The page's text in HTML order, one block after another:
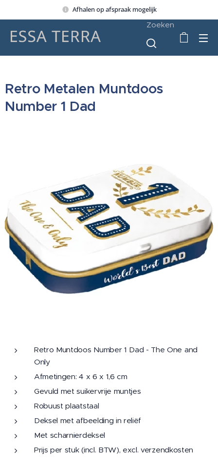
Afhalen op afspraak mogelijk
Zoeken
Retro Metalen Muntdoos
Number 1 Dad
Retro Muntdoos Number 1 Dad - The One and
Only
Afmetingen: 4 x 6 x 1,6 cm
Gevuld met suikervrije muntjes
Robuust plaatstaal
Deksel met afbeelding in reliëf
Met scharnierdeksel
Prijs per stuk (incl. BTW), excl. verzendkosten